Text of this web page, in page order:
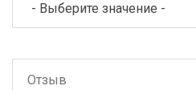
- Выберите значение -